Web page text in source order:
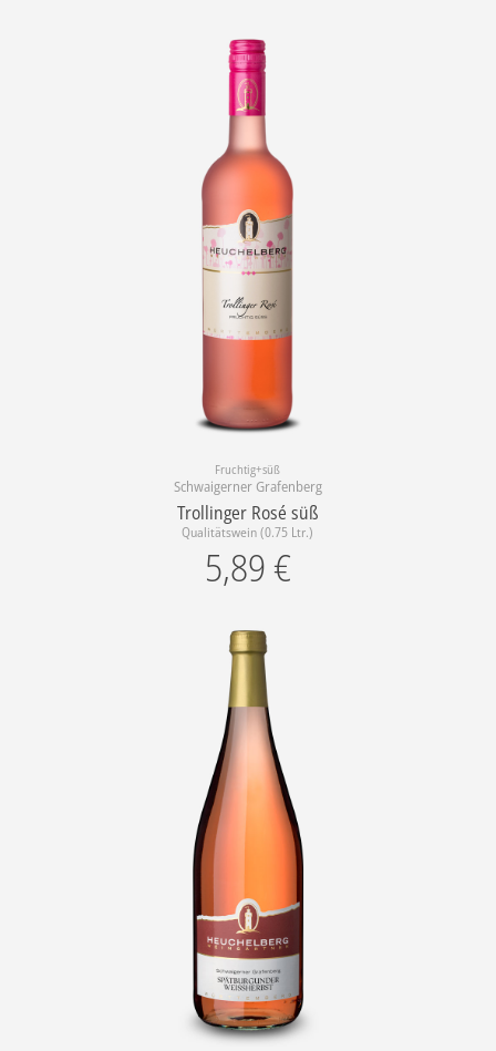
Fruchtig+süß
Schwaigerner Grafenberg
Trollinger Rosé süß
Qualitätswein (0.75 Ltr.)
5,89 €